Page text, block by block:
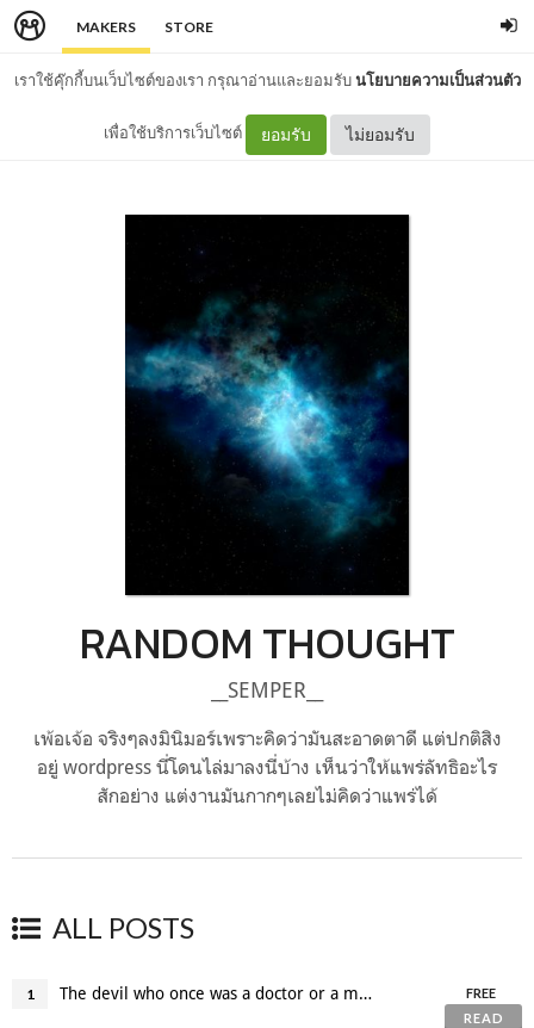
MAKERS STORE
เราใช้คุ๊กกี้บนเว็บไซต์ของเรา กรุณาอ่านและยอมรับนโยบายความเป็นส่วนตัว
เพื่อใช้บริการเว็บไซต์ ยอมรับ ไม่ยอมรับ
RANDOM THOUGHT
__SEMPER__
เพ้อเจ้อ จริงๆลงมินิมอร์เพราะคิดว่ามันสะอาดตาดี แต่ปกติสิง
อยู่ wordpress นี่โดนไล่มาลงนี่บ้าง เห็นว่าให้แพร่ลัทธิอะไร
สักอย่าง แต่งานมันกากๆเลยไม่คิดว่าแพร่ได้
ALL POSTS
1 The devil who once was a doctor or a man who destroyed the universe for his love one
FREE
READ